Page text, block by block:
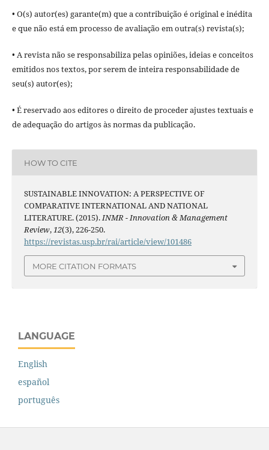
• O(s) autor(es) garante(m) que a contribuição é original e inédita
e que não está em processo de avaliação em outra(s) revista(s);
• A revista não se responsabiliza pelas opiniões, ideias e conceitos
emitidos nos textos, por serem de inteira responsabilidade de
seu(s) autor(es);
• É reservado aos editores o direito de proceder ajustes textuais e
de adequação do artigos às normas da publicação.
HOW TO CITE
SUSTAINABLE INNOVATION: A PERSPECTIVE OF
COMPARATIVE INTERNATIONAL AND NATIONAL
LITERATURE. (2015).INMR - Innovation & Management
Review,12(3), 226-250.
https://revistas.usp.br/rai/article/view/101486
MORE CITATION FORMATS
LANGUAGE
English
español
português